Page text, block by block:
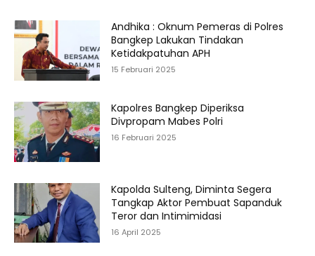
Andhika : Oknum Pemeras di Polres
Bangkep Lakukan Tindakan
Ketidakpatuhan APH
15 Februari 2025
Kapolres Bangkep Diperiksa
Divpropam Mabes Polri
16 Februari 2025
Kapolda Sulteng, Diminta Segera
Tangkap Aktor Pembuat Sapanduk
Teror dan Intimimidasi
16 April 2025